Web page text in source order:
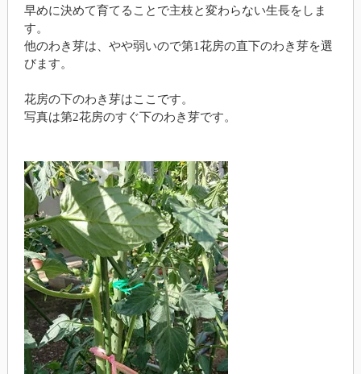
早めに決めて育てることで主枝と変わらない生長をしま
す。
他のわき芽は、やや弱いので第1花房の直下のわき芽を選
びます。
花房の下のわき芽はここです。
写真は第2花房のすぐ下のわき芽です。